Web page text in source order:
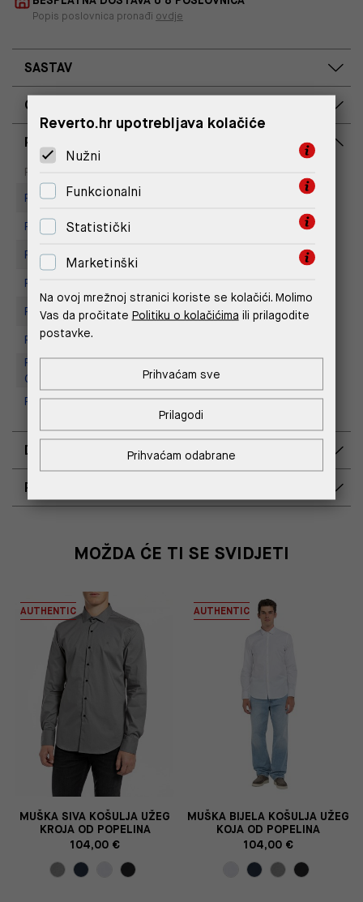
Popis poslovnica pronađi ovdje
SASTAV
OPIS PROIZVODA
RASPOLOŽIVOST PO POSLOVNICAMA
Poslovnica
Replay store, Arena centar
Replay Store, City Center One
Replay Store, Mall of Split
Replay store, Tower Centar
Replay Store, Supernova Zadar
Replay Store, Joker Centar
Replay Outlet Store, Designer
Outlet Croatia
Replay Outlet Store, Split
DOSTAVA
POVRAT I ZAMJENA
MOŽDA ĆE TI SE SVIDJETI
AUTHENTIC
MUŠKA SIVA KOŠULJA UŽEG
KROJA OD POPELINA
104,00 €
AUTHENTIC
MUŠKA BIJELA KOŠULJA UŽEG
KOJA OD POPELINA
104,00 €
Reverto.hr upotrebljava kolačiće
Nužni
Funkcionalni
Statistički
Marketinški
Na ovoj mrežnoj stranici koriste se kolačići. Molimo
Vas da pročitate Politiku o kolačićima ili prilagodite
postavke.
Prihvaćam odabrane
Prilagodi
Prihvaćam sve